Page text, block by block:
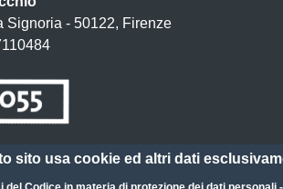
Signoria - 50122, Firenze
Certificata
sito usa cookie ed altri dati